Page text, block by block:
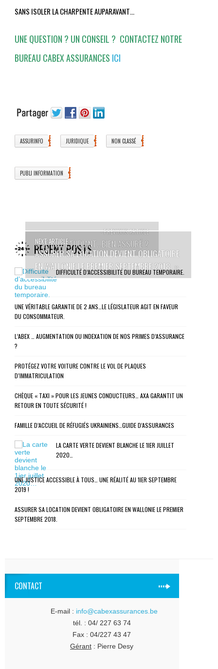
SANS ISOLER LA CHARPENTE AUPARAVANT…
UNE QUESTION ? UN CONSEIL ? CONTACTEZ NOTRE
BUREAU CABEX ASSURANCES ICI
ASSURINFO 10 JURIDIQUE 3 NON CLASSÉ 12
PUBLI INFORMATION 1
- PREVIOUS ARTICLE
«LE KOT ÉTUDIANT…BIEN ASSURÉ ?
NEXT ARTICLE -
ASSURER SA LOCATION DEVIENT OBLIGATOIRE
EN WALLONIE LE PREMIER SEPTEMBRE 2018. »
RECENT POSTS
DIFFICULTÉ D’ACCESSIBILITÉ DU BUREAU TEMPORAIRE.
UNE VÉRITABLE GARANTIE DE 2 ANS…LE LÉGISLATEUR AGIT EN FAVEUR
DU CONSOMMATEUR.
L’ABEX … AUGMENTATION OU INDEXATION DE NOS PRIMES D’ASSURANCE
?
PROTÉGEZ VOTRE VOITURE CONTRE LE VOL DE PLAQUES
D’IMMATRICULATION
CHÈQUE « TAXI » POUR LES JEUNES CONDUCTEURS… AXA GARANTIT UN
RETOUR EN TOUTE SÉCURITÉ !
FAMILLE D’ACCUEIL DE RÉFUGIÉS UKRAINIENS…GUIDE D’ASSURANCES
LA CARTE VERTE DEVIENT BLANCHE LE 1IER JUILLET
2020…
UNE JUSTICE ACCESSIBLE À TOUS… UNE RÉALITÉ AU 1IER SEPTEMBRE
2019 !
ASSURER SA LOCATION DEVIENT OBLIGATOIRE EN WALLONIE LE PREMIER
SEPTEMBRE 2018.
CONTACT
E-mail : info@cabexassurances.be
tél. : 04/ 227 63 74
Fax : 04/227 43 47
Gérant : Pierre Desy